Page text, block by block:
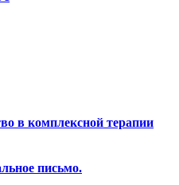
в комплексной терапии
письмо.